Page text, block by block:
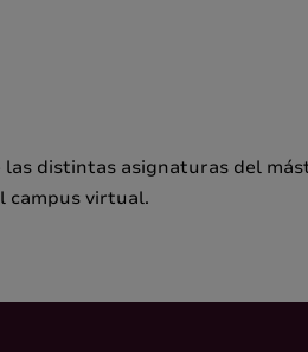
distintas asignaturas del
campus virtual.